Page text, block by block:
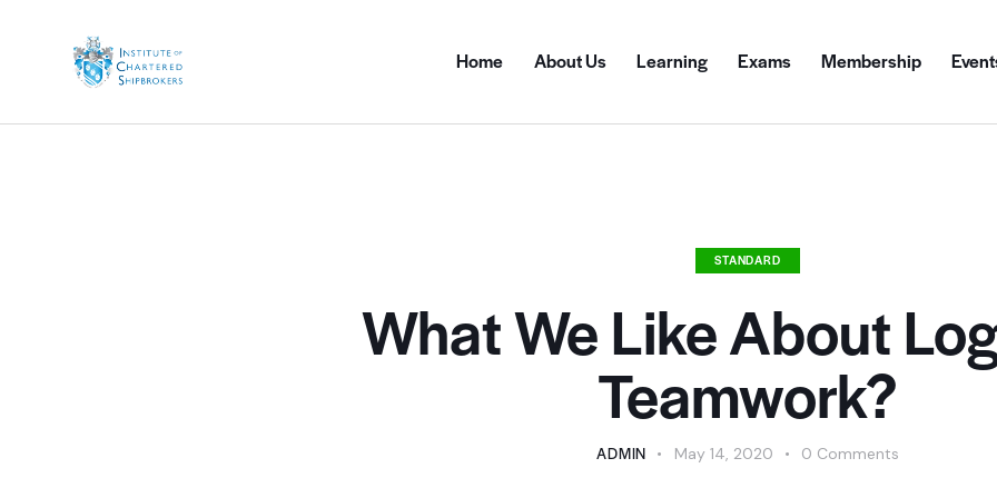
Home About Us Learning Exams Membership
STANDARD
What We Like About
Teamwork?
ADMIN May 14, 2020 0 Comments